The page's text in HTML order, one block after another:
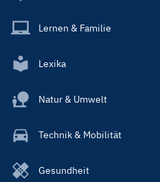
Lernen & Familie
Lexika
Natur & Umwelt
Technik & Mobilität
Gesundheit